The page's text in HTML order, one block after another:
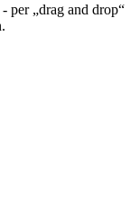
per „drag and drop“